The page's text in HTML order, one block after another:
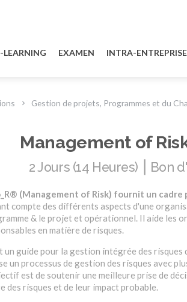
LEARNING EXAMEN INTRA-ENTREPRISE
Gestion de projets, Programmes et du
Management of
2 Jours (14 Heures) ⎮ Bon
(Management of Risk) fournit un cadre
compte des différents aspects d'une
& le projet et opérationnel. Il aide les
en matière de risques.
un guide pour la gestion intégrée des
un processus de gestion des risques avec
est de soutenir une meilleure prise de
des risques et de leur impact probable.